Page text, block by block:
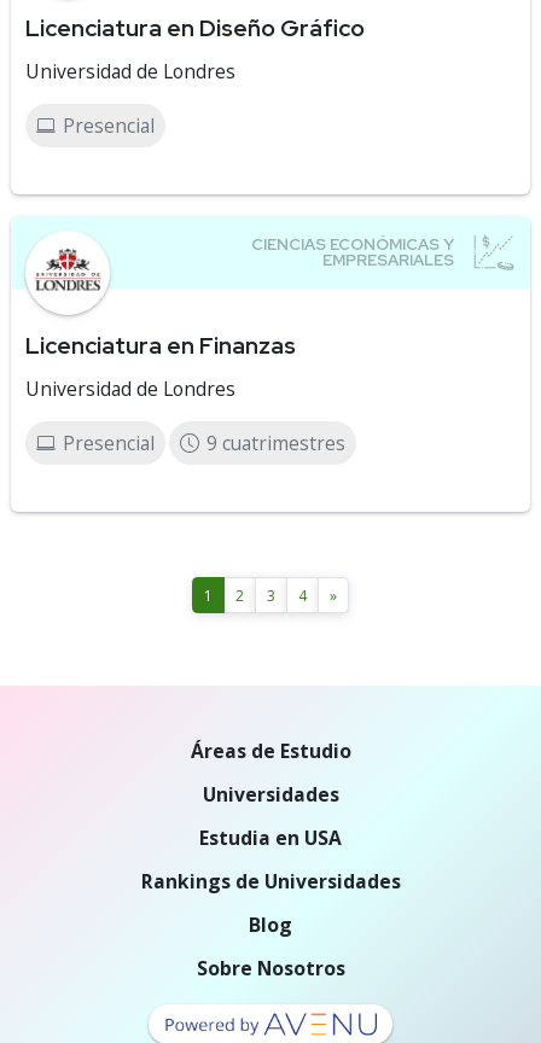
Licenciatura en Diseño Gráfico
Universidad de Londres
Presencial
Licenciatura en Finanzas
Universidad de Londres
Presencial 9 cuatrimestres
1 2 3 4 »
Áreas de Estudio
Universidades
Estudia en USA
Rankings de Universidades
Blog
Sobre Nosotros